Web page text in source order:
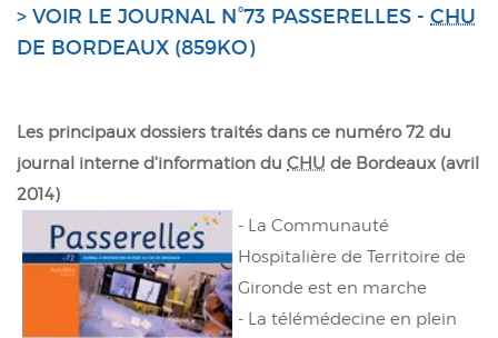
> VOIR LE JOURNAL N°73 PASSERELLES - CHU
DE BORDEAUX (859KO)
Les principaux dossiers traités dans ce numéro 72 du
journal interne d'information du CHU de Bordeaux (avril
2014)
- La Communauté
Hospitalière de Territoire de
Gironde est en marche
- La télémédecine en plein